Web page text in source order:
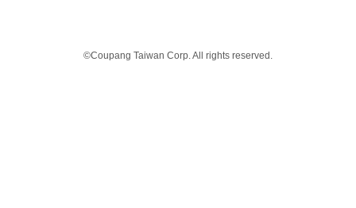
©Coupang Taiwan Corp. All rights reserved.